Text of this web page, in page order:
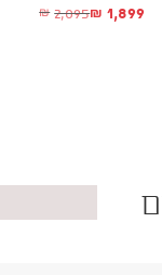
₪ 2,095
המחיר המקורי₪ 1,899 המחיר הנוכחי